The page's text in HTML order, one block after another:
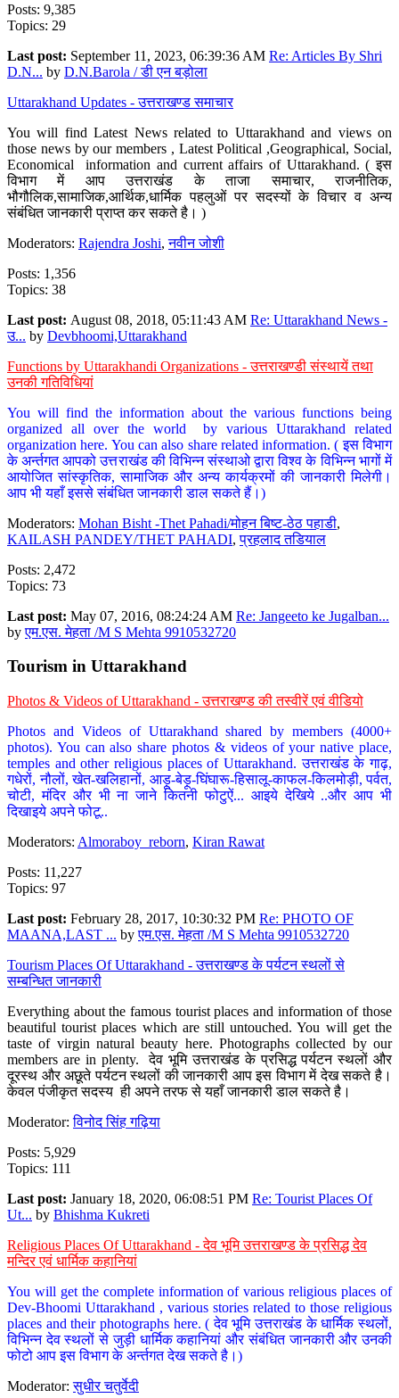
Posts: 9,385
Topics: 29
Last post: September 11, 2023, 06:39:36 AM Re: Articles By Shri
D.N... by D.N.Barola / डी एन बड़ोला
Uttarakhand Updates - उत्तराखण्ड समाचार
You will find Latest News related to Uttarakhand and views on
those news by our members , Latest Political ,Geographical, Social,
Economical information and current affairs of Uttarakhand. ( इस
विभाग में आप उत्तराखंड के ताजा समाचार, राजनीतिक,
भौगौलिक,सामाजिक,आर्थिक,धार्मिक पहलुओं पर सदस्यों के विचार व अन्य
संबंधित जानकारी प्राप्त कर सकते है। )
Moderators: Rajendra Joshi,नवीन जोशी
Posts: 1,356
Topics: 38
Last post: August 08, 2018, 05:11:43 AM Re: Uttarakhand News -
उ... by Devbhoomi,Uttarakhand
Functions by Uttarakhandi Organizations - उत्तराखण्डी संस्थायें तथा
उनकी गतिविधियां
You will find the information about the various functions being
organized all over the world by various Uttarakhand related
organization here. You can also share related information. ( इस विभाग
के अर्न्तगत आपको उत्तराखंड की विभिन्न संस्थाओ द्वारा विश्व के विभिन्न भागों में
आयोजित सांस्कृतिक, सामाजिक और अन्य कार्यक्रमों की जानकारी मिलेगी।
आप भी यहाँ इससे संबंधित जानकारी डाल सकते हैं।)
Moderators: Mohan Bisht -Thet Pahadi/मोहन बिष्ट-ठेठ पहाडी,
KAILASH PANDEY/THET PAHADI,प्रहलाद तडियाल
Posts: 2,472
Topics: 73
Last post: May 07, 2016, 08:24:24 AM Re: Jangeeto ke Jugalban...
byएम.एस. मेहता /M S Mehta 9910532720
Tourism in Uttarakhand
Photos & Videos of Uttarakhand - उत्तराखण्ड की तस्वीरें एवं वीडियो
Photos and Videos of Uttarakhand shared by members (4000+
photos). You can also share photos & videos of your native place,
temples and other religious places of Uttarakhand. उत्तराखंड के गाढ़,
गधेरों, नौलों, खेत-खलिहानों, आड़ू-बेड़ू-घिंघारू-हिसालू-काफल-किलमोड़ी, पर्वत,
चोटी, मंदिर और भी ना जाने कितनी फोटुऐं... आइये देखिये ..और आप भी
दिखाइये अपने फोटू..
Moderators: Almoraboy_reborn, Kiran Rawat
Posts: 11,227
Topics: 97
Last post: February 28, 2017, 10:30:32 PM Re: PHOTO OF
MAANA,LAST ... byएम.एस. मेहता /M S Mehta 9910532720
Tourism Places Of Uttarakhand - उत्तराखण्ड के पर्यटन स्थलों से
सम्बन्धित जानकारी
Everything about the famous tourist places and information of those
beautiful tourist places which are still untouched. You will get the
taste of virgin natural beauty here. Photographs collected by our
members are in plenty. देव भूमि उत्तराखंड के प्रसिद्ध पर्यटन स्थलों और
दूरस्थ और अछूते पर्यटन स्थलों की जानकारी आप इस विभाग में देख सकते है।
केवल पंजीकृत सदस्य ही अपने तरफ से यहाँ जानकारी डाल सकते है।
Moderator:विनोद सिंह गढ़िया
Posts: 5,929
Topics: 111
Last post: January 18, 2020, 06:08:51 PM Re: Tourist Places Of
Ut... by Bhishma Kukreti
Religious Places Of Uttarakhand - देव भूमि उत्तराखण्ड के प्रसिद्ध देव
मन्दिर एवं धार्मिक कहानियां
You will get the complete information of various religious places of
Dev-Bhoomi Uttarakhand , various stories related to those religious
places and their photographs here. ( देव भूमि उत्तराखंड के धार्मिक स्थलों,
विभिन्न देव स्थलों से जुड़ी धार्मिक कहानियां और संबंधित जानकारी और उनकी
फोटो आप इस विभाग के अर्न्तगत देख सकते है।)
Moderator:सुधीर चतुर्वेदी